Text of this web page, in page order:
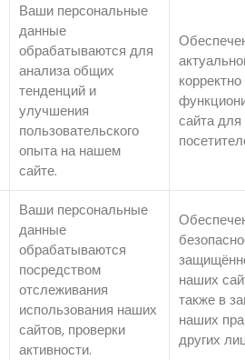
Ваши персональные
данные
обрабатываются для
анализа общих
тенденций и
улучшения
пользовательского
опыта на нашем
сайте.
корректно
сайта для
Ваши персональные
данные
обрабатываются
посредством
отслеживания
использования наших
сайтов, проверки
активности.
наших
также в
наших
других